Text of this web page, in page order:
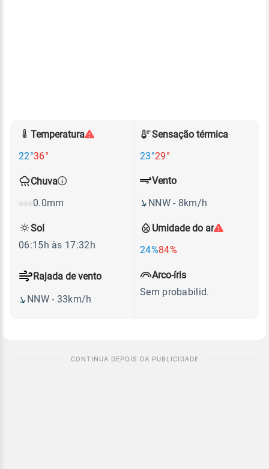
Temperatura
22°36°
Sensação térmica
23°29°
Chuva
0.0mm
Umidade do ar
24%84%
Vento
NNW - 8km/h
Rajada de vento
NNW - 33km/h
Sol
06:15h às 17:32h
Arco-íris
Sem probabilid.